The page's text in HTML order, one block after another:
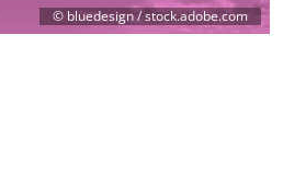
© bluedesign / stock.adobe.com